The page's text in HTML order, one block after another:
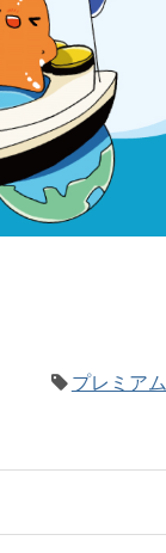
プレミアム